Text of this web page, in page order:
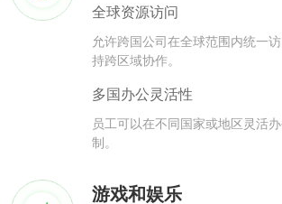
全球资源访问
允许跨国公司在全球范围内统一
持跨区域协作。
多国办公灵活性
员工可以在不同国家或地区灵活
制。
游戏和娱乐